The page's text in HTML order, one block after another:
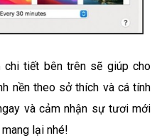
chi tiết bên trên sẽ giúp cho
nền theo sở thích và cá tính
và cảm nhận sự tươi mới
lại nhé!